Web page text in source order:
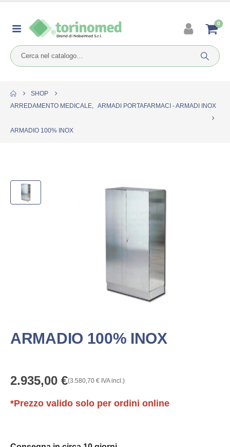
0
SHOP
ARREDAMENTO MEDICALE, ARMADI PORTAFARMACI - ARMADI INOX
ARMADIO 100% INOX
ARMADIO 100% INOX
2.935,00 €(3.580,70 € IVA incl.)
*Prezzo valido solo per ordini online